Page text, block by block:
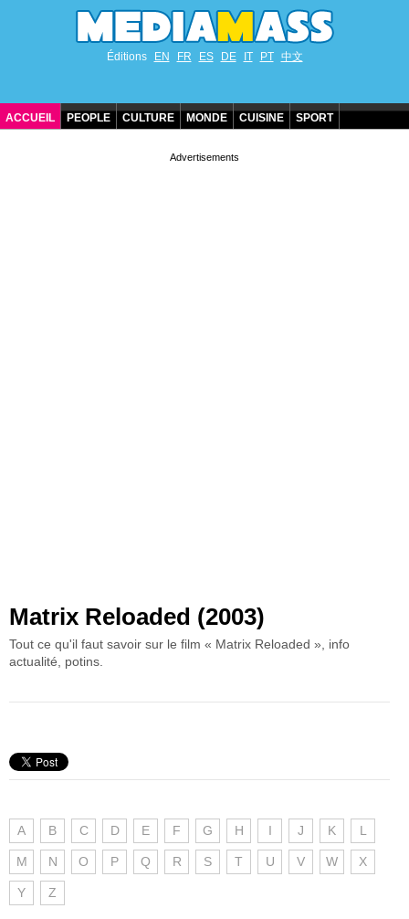
Éditions EN FR ES DE IT PT 中文
ACCUEIL PEOPLE CULTURE MONDE CUISINE SPORT
Matrix Reloaded (2003)
Tout ce qu'il faut savoir sur le film « Matrix Reloaded », info
actualité, potins.
A B C D E F G H I J K L
M N O P Q R S T U V W X
Y Z